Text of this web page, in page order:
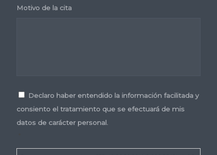
Motivo de la cita
Declaro haber entendido la información facilitada y
consiento el tratamiento que se efectuará de mis
datos de carácter personal.